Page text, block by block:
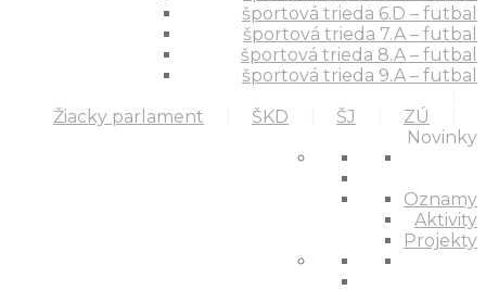
športová trieda 6.D – futbal
športová trieda 7.A – futbal
športová trieda 8.A – futbal
športová trieda 9.A – futbal
Žiacky parlament
ŠKD ŠJ
ZÚ
Novinky
Oznamy
Aktivity
Projekty